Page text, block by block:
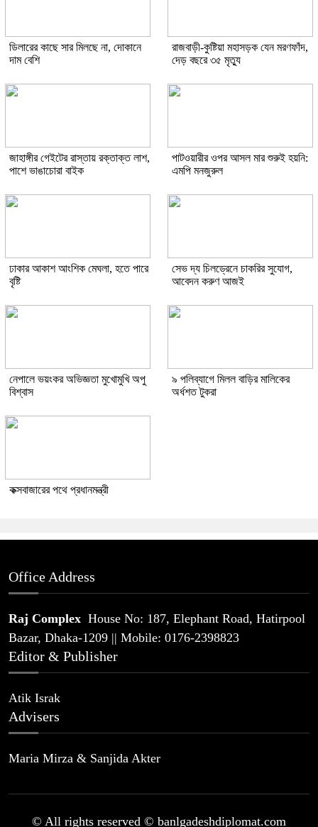
ডিলারের কাছে সার মিলছে না, দোকানে
দাম বেশি
রাজবাড়ী-কুষ্টিয়া মহাসড়ক যেন মরণফাঁদ,
দেড় বছরে ৩৫ মৃত্যু
জাহাঙ্গীর গেইটের রাস্তায় রক্তাক্ত লাশ,
পাশে ভাঙাচোরা বাইক
পাটওয়ারীর ওপর আসল মার শুরুই হয়নি:
এমপি মনজুরুল
ঢাকার আকাশ আংশিক মেঘলা, হতে পারে
বৃষ্টি
সেভ দ্য চিলড্রেনে চাকরির সুযোগ,
আবেদন করুণ আজই
নেপালে ভয়ংকর অভিজ্ঞতা মুখোমুখি অপু
বিশ্বাস
৯ পলিব্যাগে মিলল বাড়ির মালিকের
অর্ধশত টুকরা
কক্সবাজারের পথে প্রধানমন্ত্রী
Office Address
Raj Complex House No: 187, Elephant Road, Hatirpool
Bazar, Dhaka-1209 || Mobile: 0176-2398823
Editor & Publisher
Atik Israk
Advisers
Maria Mirza & Sanjida Akter
© All rights reserved © banlgadeshdiplomat.com